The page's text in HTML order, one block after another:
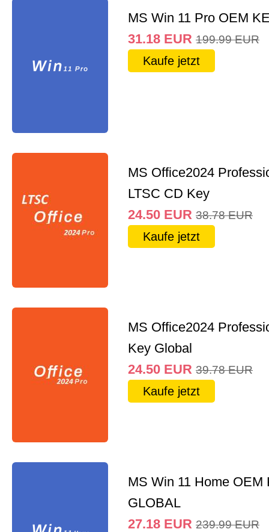
MS Win 11 Pro OEM
31.18 EUR 199.99 EUR
Kaufe jetzt
MS Office2024
LTSC CD Key
24.50 EUR 38.78 EUR
Kaufe jetzt
MS Office2024
Key Global
24.50 EUR 39.78 EUR
Kaufe jetzt
MS Win 11 Home OEM
GLOBAL
27.18 EUR 239.99 EUR